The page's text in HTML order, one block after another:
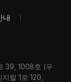
내
39, 1008호 (우
털 1로 120,